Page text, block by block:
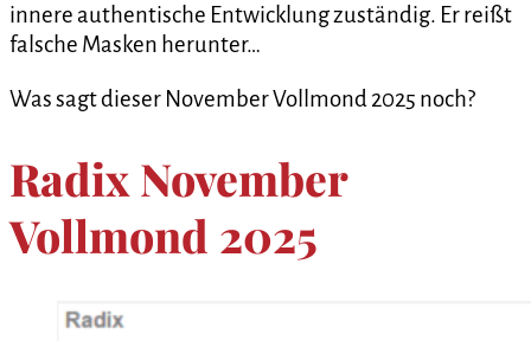
innere authentische Entwicklung zuständig. Er reißt
falsche Masken herunter…
Was sagt dieser November Vollmond 2025 noch?
Radix November
Vollmond 2025